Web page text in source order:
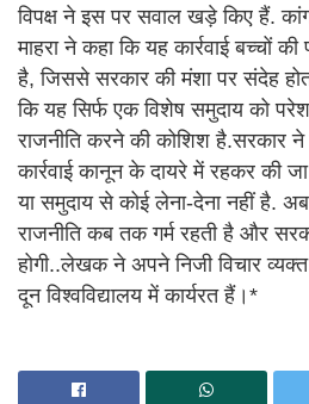
विपक्ष ने इस पर सवाल खड़े किए हैं.
माहरा ने कहा कि यह कार्रवाई बच्चों
है, जिससे सरकार की मंशा पर संदेह
कि यह सिर्फ एक विशेष समुदाय को
राजनीति करने की कोशिश है.सरकार
कार्रवाई कानून के दायरे में रहकर की
या समुदाय से कोई लेना-देना नहीं है. अब
राजनीति कब तक गर्म रहती है और
होगी..लेखक ने अपने निजी विचार
दून विश्वविद्यालय में कार्यरत हैं।*